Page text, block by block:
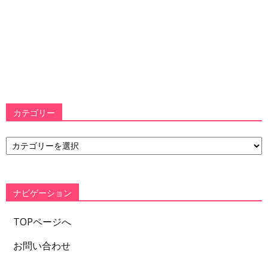
カテゴリー
カ
テ
ー
ナビゲーション
TOPページへ
お問い合わせ